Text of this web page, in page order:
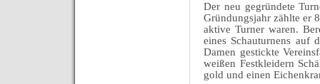
Der neu gegründete
Gründungsjahr zählte er
aktive Turner waren.
eines Schauturnens auf
Damen gestickte
weißen Festkleidern
gold und einen